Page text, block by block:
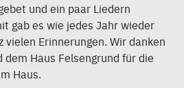
und ein paar Liedern
gab es wie jedes Jahr wieder
vielen Erinnerungen. Wir danken
Haus Felsengrund für die
Haus.